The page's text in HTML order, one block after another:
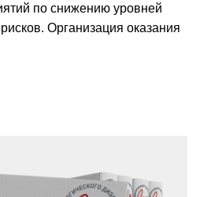
по снижению уровней
Организация оказания